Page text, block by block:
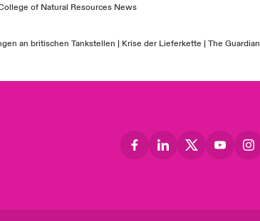
of Natural ResourcesNews
an britischen Tankstellen | Krise der Lieferkette | The Guardian